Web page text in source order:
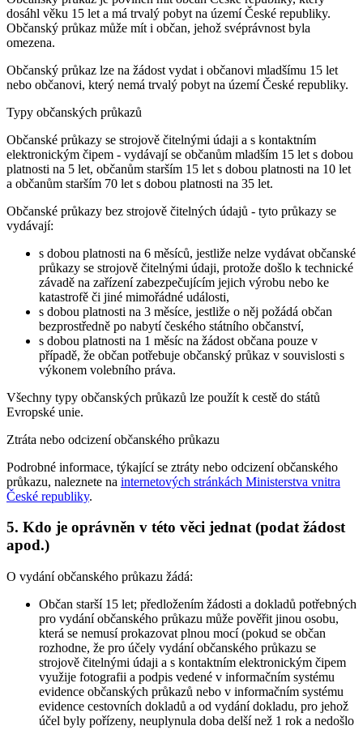
dosáhl věku 15 let a má trvalý pobyt na území České republiky.
Občanský průkaz může mít i občan, jehož svéprávnost byla
omezena.
Občanský průkaz lze na žádost vydat i občanovi mladšímu 15 let
nebo občanovi, který nemá trvalý pobyt na území České republiky.
Typy občanských průkazů
Občanské průkazy se strojově čitelnými údaji a s kontaktním
elektronickým čipem - vydávají se občanům mladším 15 let s dobou
platnosti na 5 let, občanům starším 15 let s dobou platnosti na 10 let
a občanům starším 70 let s dobou platnosti na 35 let.
Občanské průkazy bez strojově čitelných údajů - tyto průkazy se
vydávají:
s dobou platnosti na 6 měsíců, jestliže nelze vydávat občanské
průkazy se strojově čitelnými údaji, protože došlo k technické
závadě na zařízení zabezpečujícím jejich výrobu nebo ke
katastrofě či jiné mimořádné události,
s dobou platnosti na 3 měsíce, jestliže o něj požádá občan
bezprostředně po nabytí českého státního občanství,
s dobou platnosti na 1 měsíc na žádost občana pouze v
případě, že občan potřebuje občanský průkaz v souvislosti s
výkonem volebního práva.
Všechny typy občanských průkazů lze použít k cestě do států
Evropské unie.
Ztráta nebo odcizení občanského průkazu
Podrobné informace, týkající se ztráty nebo odcizení občanského
průkazu, naleznete na internetových stránkách Ministerstva vnitra
České republiky.
5. Kdo je oprávněn v této věci jednat (podat žádost
apod.)
O vydání občanského průkazu žádá:
Občan starší 15 let; předložením žádosti a dokladů potřebných
pro vydání občanského průkazu může pověřit jinou osobu,
která se nemusí prokazovat plnou mocí (pokud se občan
rozhodne, že pro účely vydání občanského průkazu se
strojově čitelnými údaji a s kontaktním elektronickým čipem
využije fotografii a podpis vedené v informačním systému
evidence občanských průkazů nebo v informačním systému
evidence cestovních dokladů a od vydání dokladu, pro jehož
účel byly pořízeny, neuplynula doba delší než 1 rok a nedošlo